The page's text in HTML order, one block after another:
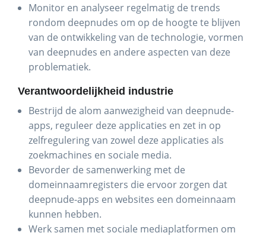
Monitor en analyseer regelmatig de trends
rondom deepnudes om op de hoogte te blijven
van de ontwikkeling van de technologie, vormen
van deepnudes en andere aspecten van deze
problematiek.
Verantwoordelijkheid industrie
Bestrijd de alom aanwezigheid van deepnude-
apps, reguleer deze applicaties en zet in op
zelfregulering van zowel deze applicaties als
zoekmachines en sociale media.
Bevorder de samenwerking met de
domeinnaamregisters die ervoor zorgen dat
deepnude-apps en websites een domeinnaam
kunnen hebben.
Werk samen met sociale mediaplatformen om